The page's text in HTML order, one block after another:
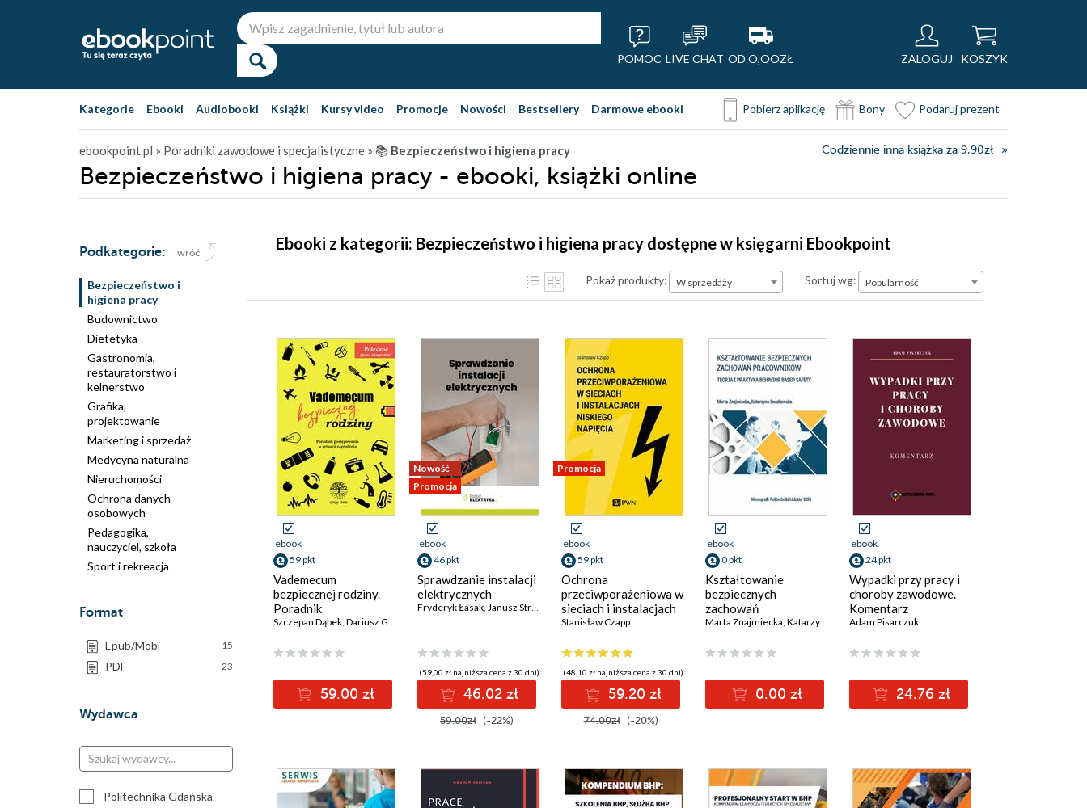
POMOC LIVE CHAT OD O,OOZŁ ZALOGUJ KOSZYK
Kategorie Ebooki Audiobooki Książki Kursy video Promocje Nowości Bestsellery Darmowe ebooki Pobierz aplikację Bony Podaruj prezent
ebookpoint.pl » Poradniki zawodowe i specjalistyczne » 📚 Bezpieczeństwo i higiena pracy Codziennie inna książka za 9,90zł
Bezpieczeństwo i higiena pracy - ebooki, książki online
Podkategorie: wróć
Bezpieczeństwo i
higiena pracy
Budownictwo
Dietetyka
Gastronomia,
restauratorstwo i
kelnerstwo
Grafika,
projektowanie
Marketing i sprzedaż
Medycyna naturalna
Nieruchomości
Ochrona danych
osobowych
Pedagogika,
nauczyciel, szkoła
Sport i rekreacja
Format
Epub/Mobi 15
PDF 23
Wydawca
Politechnika Gdańska
Ebooki z kategorii: Bezpieczeństwo i higiena pracy dostępne w księgarni Ebookpoint
Pokaż produkty: W sprzedaży Sortuj wg:Popularność
Popularność
ebook
59 pkt
Vademecum
bezpiecznej rodziny.
Poradnik
postępowania w
Szczepan Dąbek, Dariusz Goźliński
59.00 zł
Nowość
Promocja
ebook
46 pkt
Sprawdzanie instalacji
elektrycznych
Fryderyk Łasak, Janusz Strzyżewski
(59,00 zł najniższa cena z 30 dni)
46.02 zł
59.00zł (-22%)
Promocja
ebook
59 pkt
Ochrona
przeciwporażeniowa w
sieciach i instalacjach
niskiego napięcia
Stanisław Czapp
(48,10 zł najniższa cena z 30 dni)
59.20 zł
74.00zł (-20%)
ebook
0 pkt
Kształtowanie
bezpiecznych
zachowań
pracowników. Teoria i
Based Safety
Marta Znajmiecka, Katarzyna Boczkowska
0.00 zł
ebook
24 pkt
Wypadki przy pracy i
choroby zawodowe.
Komentarz
Adam Pisarczuk
24.76 zł